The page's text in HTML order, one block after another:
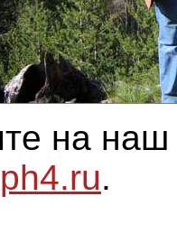
на
.